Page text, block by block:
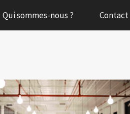
Qui sommes-nous ? Contact